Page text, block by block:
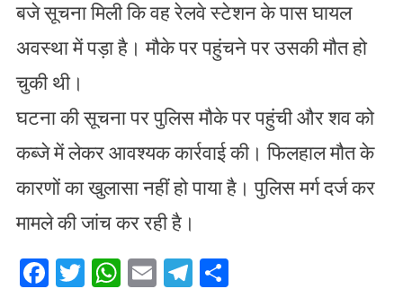
बजे सूचना मिली कि वह रेलवे स्टेशन के पास घायल
अवस्था में पड़ा है। मौके पर पहुंचने पर उसकी मौत हो
चुकी थी।
घटना की सूचना पर पुलिस मौके पर पहुंची और शव को
कब्जे में लेकर आवश्यक कार्रवाई की। फिलहाल मौत के
कारणों का खुलासा नहीं हो पाया है। पुलिस मर्ग दर्ज कर
मामले की जांच कर रही है।
Facebook
Twitter
WhatsApp
EmailTelegram
Share